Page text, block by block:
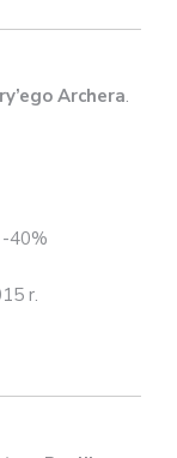
Archera.
40%
r.